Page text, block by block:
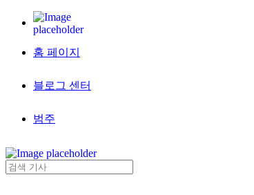
홈 페이지
블로그 센터
범주